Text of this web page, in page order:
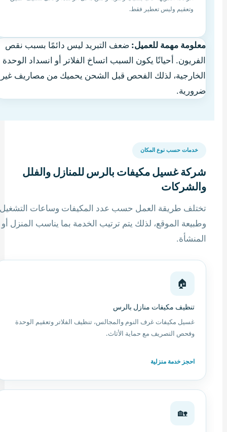
وتعقيم وليس تعطير فقط.
معلومة مهمة للعميل: ضعف التبريد ليس دائمًا بسبب نقص
الفريون. أحيانًا يكون السبب اتساخ الفلاتر أو انسداد الوحدة
الخارجية، لذلك الفحص قبل الشحن يحميك من مصاريف غير
ضرورية.
خدمات حسب نوع المكان
شركة غسيل مكيفات بالرس للمنازل والفلل
والشركات
تختلف طريقة العمل حسب عدد المكيفات وساعات
وطبيعة الموقع، لذلك يتم ترتيب الخدمة بما يناسب المنزل أو
المنشأة.
🏠
تنظيف مكيفات منازل بالرس
غسيل مكيفات غرف النوم والمجالس، تنظيف الفلاتر وتعقيم الوحدة
وفحص التصريف مع حماية الأثاث.
احجز خدمة منزلية
🏡